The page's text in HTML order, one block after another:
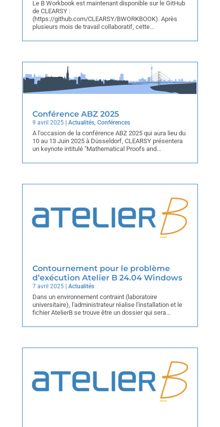
Le B Workbook est maintenant disponible sur le GitHub
de CLEARSY :
(https://github.com/CLEARSY/BWORKBOOK). Après
plusieurs mois de travail collaboratif, cette...
Conférence ABZ 2025
9 avril 2025| Actualités, Conférences
A l'occasion de la conférence ABZ 2025 qui aura lieu du
10 au 13 Juin 2025 à Düsseldorf, CLEARSY présentera
un keynote intitulé "Mathematical Proofs and...
Contournement pour le problème
d’exécution Atelier B 24.04 Windows
7 avril 2025| Actualités
Dans un environnement contraint (laboratoire
universitaire), l'administrateur réalise l'installation et le
fichier AtelierB se trouve être un dossier qui sera...